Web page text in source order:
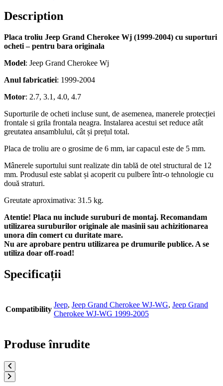
Description
Placa troliu Jeep Grand Cherokee Wj (1999-2004) cu suporturi
ocheti – pentru bara originala
Model: Jeep Grand Cherokee Wj
Anul fabricatiei: 1999-2004
Motor: 2.7, 3.1, 4.0, 4.7
Suporturile de ocheti incluse sunt, de asemenea, manerele protecției
frontale si grila frontala neagra. Instalarea acestui set reduce atât
greutatea ansamblului, cât și prețul total.
Placa de troliu are o grosime de 6 mm, iar capacul este de 5 mm.
Mânerele suportului sunt realizate din tablă de otel structural de 12
mm. Produsul este sablat și acoperit cu pulbere într-o tehnologie cu
două straturi.
Greutate aproximativa: 31.5 kg.
Atentie! Placa nu include suruburi de montaj. Recomandam
utilizarea suruburilor originale ale masinii sau achizitionarea
unora din comert cu duritate mare.
Nu are aprobare pentru utilizarea pe drumurile publice. A se
utiliza doar off-road!
Specificații
Compatibility
Jeep, Jeep Grand Cherokee WJ-WG, Jeep Grand
Cherokee WJ-WG 1999-2005
Produse înrudite